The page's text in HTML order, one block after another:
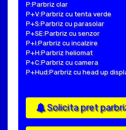
P:Parbriz clar
P+V:Parbriz cu tenta verde
P+S:Parbriz cu parasolar
P+SE:Parbriz cu senzor
P+I:Parbriz cu incalzire
P+H:Parbriz heliomat
P+C:Parbriz cu camera
P+Hud:Parbriz cu head up
Solicita pret